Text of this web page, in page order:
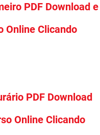
PDF Download e
Online Clicando
PDF Download
Online Clicando